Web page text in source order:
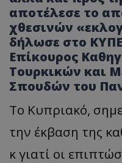
αποτέλεσε το
χθεσινών
δήλωσε στο
Επίκουρος
Τουρκικών και
Σπουδών του
Το Κυπριακό,
την έκβαση της
κ γιατί οι